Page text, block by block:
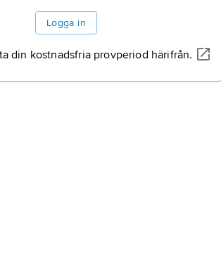
Logga in
din kostnadsfria provperiod härifrån.